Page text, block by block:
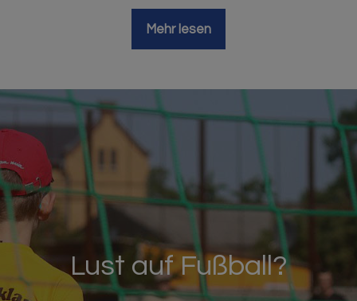
Mehr lesen
Lust auf Fußball?